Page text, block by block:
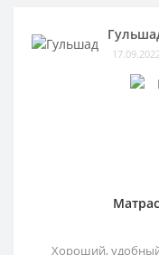
Хороший, удобный